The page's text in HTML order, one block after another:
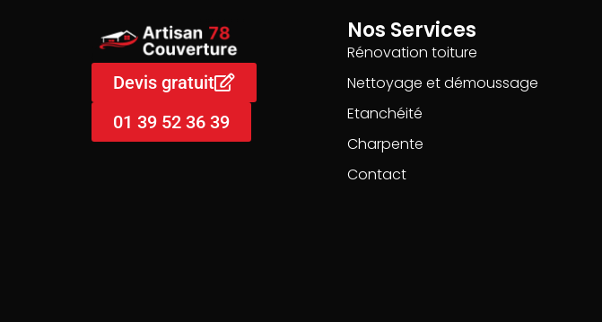
Nos Services
Rénovation toiture
Nettoyage et démoussage
Etanchéité
Charpente
Contact
Devis gratuit
01 39 52 36 39